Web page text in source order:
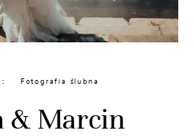
Fotografia ślubna
& Marcin